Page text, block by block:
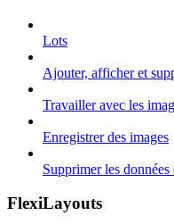
Lots
Ajouter, afficher et
Travailler avec les
Enregistrer des images
Supprimer les données
FlexiLayouts